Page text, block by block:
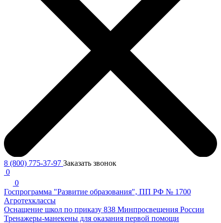
8 (800) 775-37-97 Заказать звонок
0
0
Госпрограмма "Развитие образования", ПП РФ № 1700
Агротехклассы
Оснащение школ по приказу 838 Минпросвещения России
Тренажеры-манекены для оказания первой помощи